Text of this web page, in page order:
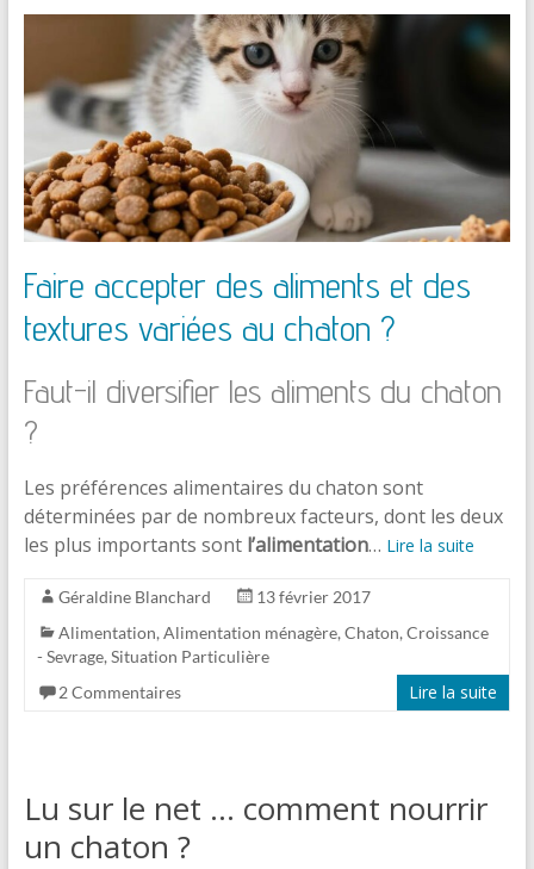
Faire accepter des aliments et des
textures variées au chaton ?
Faut-il diversifier les aliments du chaton
?
Les préférences alimentaires du chaton sont
déterminées par de nombreux facteurs, dont les deux
les plus importants sont l’alimentation… Lire la suite
Géraldine Blanchard
13 février 2017
Alimentation, Alimentation ménagère, Chaton, Croissance
- Sevrage, Situation Particulière
2 Commentaires
Lire la suite
Lu sur le net … comment nourrir
un chaton ?